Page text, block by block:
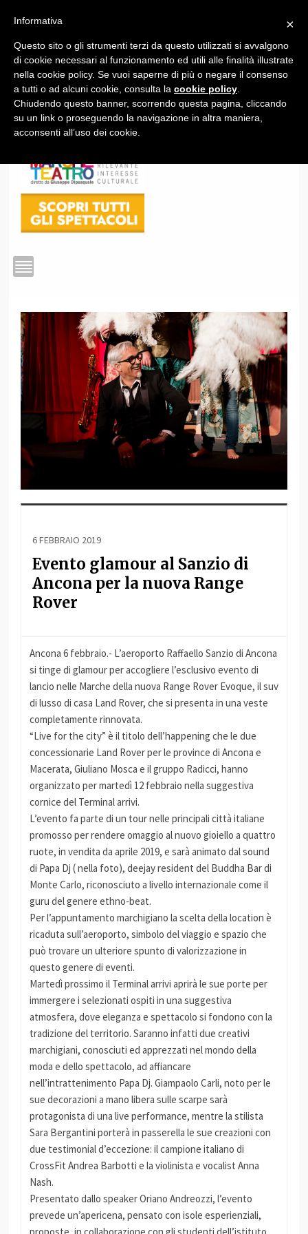
1
6 FEBBRAIO 2019
Evento glamour al Sanzio di
Ancona per la nuova Range
Rover
Ancona 6 febbraio.- L’aeroporto Raffaello Sanzio di Ancona
si tinge di glamour per accogliere l’esclusivo evento di
lancio nelle Marche della nuova Range Rover Evoque, il suv
di lusso di casa Land Rover, che si presenta in una veste
completamente rinnovata.
“Live for the city” è il titolo dell’happening che le due
concessionarie Land Rover per le province di Ancona e
Macerata, Giuliano Mosca e il gruppo Radicci, hanno
organizzato per martedì 12 febbraio nella suggestiva
cornice del Terminal arrivi.
L’evento fa parte di un tour nelle principali città italiane
promosso per rendere omaggio al nuovo gioiello a quattro
ruote, in vendita da aprile 2019, e sarà animato dal sound
di Papa Dj ( nella foto), deejay resident del Buddha Bar di
Monte Carlo, riconosciuto a livello internazionale come il
guru del genere ethno-beat.
Per l’appuntamento marchigiano la scelta della location è
ricaduta sull’aeroporto, simbolo del viaggio e spazio che
può trovare un ulteriore spunto di valorizzazione in
questo genere di eventi.
Martedì prossimo il Terminal arrivi aprirà le sue porte per
immergere i selezionati ospiti in una suggestiva
atmosfera, dove eleganza e spettacolo si fondono con la
tradizione del territorio. Saranno infatti due creativi
marchigiani, conosciuti ed apprezzati nel mondo della
moda e dello spettacolo, ad affiancare
nell’intrattenimento Papa Dj. Giampaolo Carli, noto per le
sue decorazioni a mano libera sulle scarpe sarà
protagonista di una live performance, mentre la stilista
Sara Bergantini porterà in passerella le sue creazioni con
due testimonial d’eccezione: il campione italiano di
CrossFit Andrea Barbotti e la violinista e vocalist Anna
Nash.
Presentato dallo speaker Oriano Andreozzi, l’evento
prevede un’apericena, pensato con isole esperienziali,
proposte, in collaborazione con gli studenti dell’istituto
×
Informativa
Questo sito o gli strumenti terzi da questo utilizzati si avvalgono
di cookie necessari al funzionamento ed utili alle finalità illustrate
nella cookie policy. Se vuoi saperne di più o negare il consenso
a tutti o ad alcuni cookie, consulta la cookie policy
Chiudendo questo banner, scorrendo questa pagina, cliccando
su un link o proseguendo la navigazione in altra maniera,
acconsenti all’uso dei cookie.